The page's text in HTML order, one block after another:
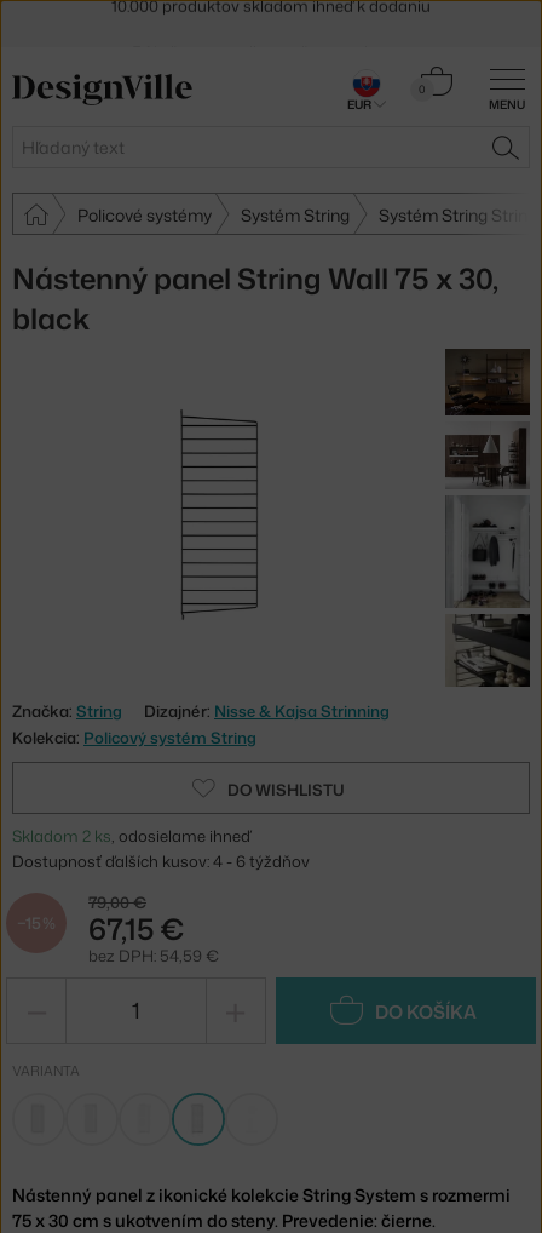
MENU
Hľadať
0
Košík
Policové systémy Systém String Systém String String
Nástenný panel String Wall 75 x 30,
black
Značka: String Dizajnér: Nisse & Kajsa Strinning
Kolekcia: Policový systém String
DO WISHLISTU
Skladom 2 ks, odosielame ihneď
Dostupnosť ďalších kusov: 4 - 6 týždňov
−15 %
79,00 €
67,15 €
bez DPH: 54,59 €
DO KOŠÍKA
VARIANTA
Nástenný panel z ikonické kolekcie String System s rozmermi
75 x 30 cm s ukotvením do steny. Prevedenie: čierne.
30 dní na vrátenie tovaru
EUR